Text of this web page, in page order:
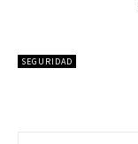
SEGURIDAD